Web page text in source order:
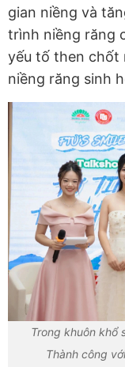
gian niềng và
trình niềng răng
yếu tố then chốt
niềng răng sinh
Trong khuôn khổ
Thành công